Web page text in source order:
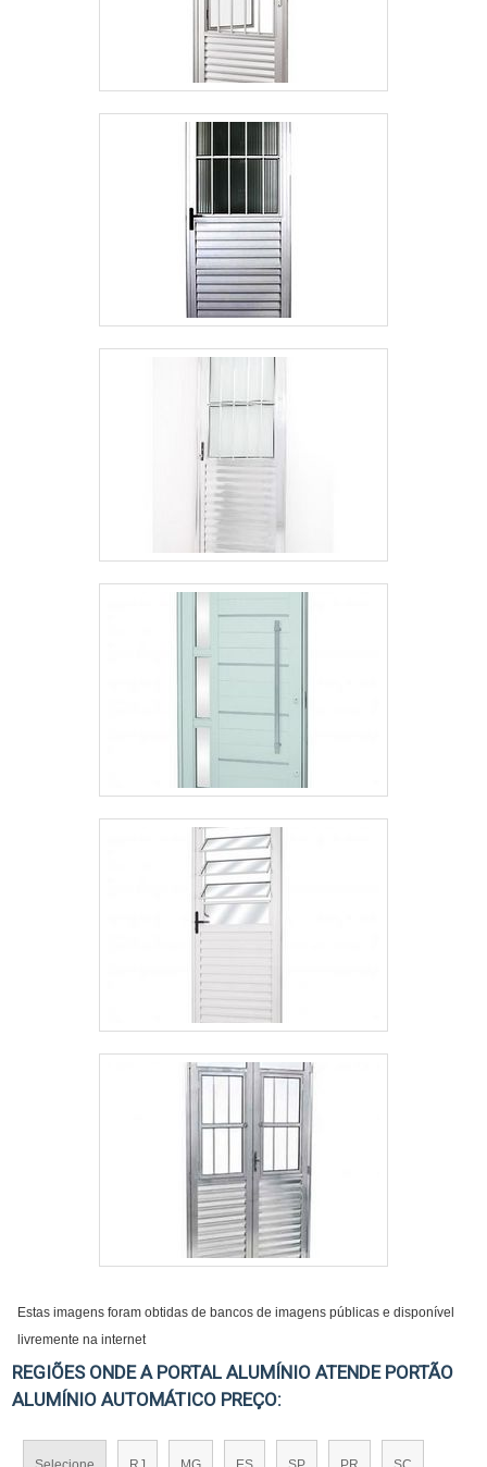
Estas imagens foram obtidas de bancos de imagens públicas e disponível
livremente na internet
REGIÕES ONDE A PORTAL ALUMÍNIO ATENDE PORTÃO
ALUMÍNIO AUTOMÁTICO PREÇO: